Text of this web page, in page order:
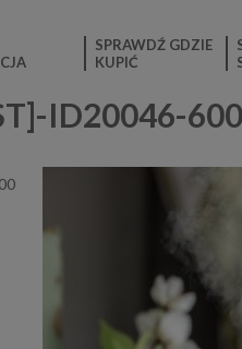
SPRAWDŹ GDZIE
KUPIĆ
ID20046-